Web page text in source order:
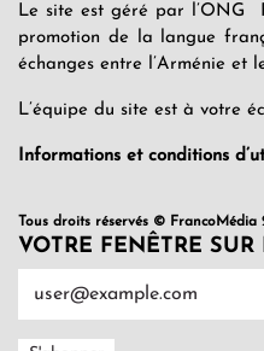
Le site est géré par l’ONG
promotion de la langue
échanges entre l’Arménie et
L’équipe du site est à votre
Informations et conditions
Tous droits réservés © FrancoMédia
VOTRE FENÊTRE SUR